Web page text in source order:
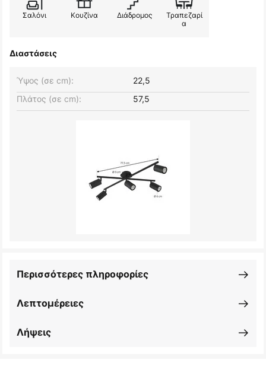
Σαλόνι Κουζίνα Διάδρομος
Τραπεζαρί
α
Διαστάσεις
Πλάτος (σε cm): 57,5
Ύψος (σε cm): 22,5
Λεπτομέρειες
Περισσότερες πληροφορίες
Λήψεις